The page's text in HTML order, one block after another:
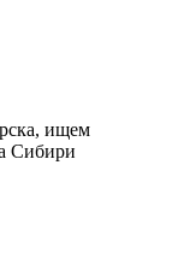
ищем
Сибири